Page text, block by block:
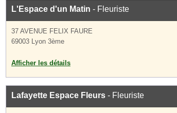
L'Espace d'un Matin - Fleuriste
37 AVENUE FELIX FAURE
69003 Lyon 3ème
Afficher les détails
Lafayette Espace Fleurs - Fleuriste